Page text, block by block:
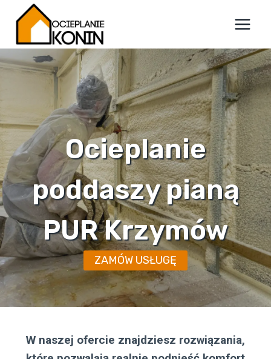
Przejdź
treści
Ocieplanie
poddaszy pianą
PUR Krzymów
ZAMÓW USŁUGĘ
W naszej ofercie znajdziesz rozwiązania,